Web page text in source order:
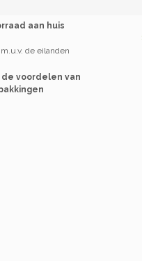
aan huis
de eilanden
voordelen van